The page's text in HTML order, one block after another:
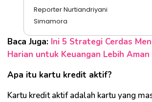
Reporter Nurtiandriyani
Simamora
Baca Juga: Ini 5 Strategi Cerdas
Harian untuk Keuangan Lebih Aman
Apa itu kartu kredit aktif?
Kartu kredit aktif adalah kartu yang